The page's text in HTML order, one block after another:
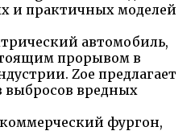
и практичных моделей
автомобиль,
прорывом в
Zoe предлагает
выбросов вредных
фургон,